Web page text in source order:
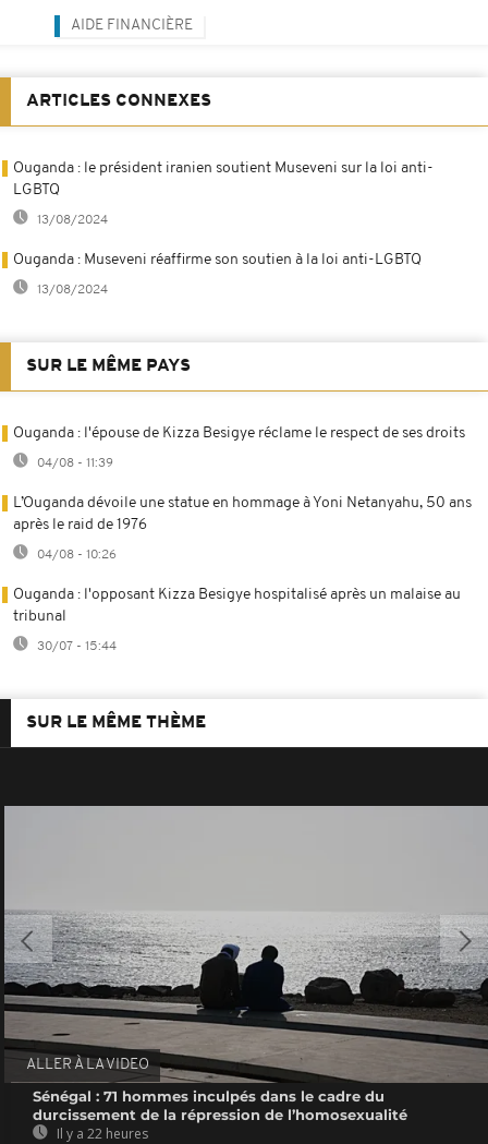
AIDE FINANCIÈRE
ARTICLES CONNEXES
Ouganda : le président iranien soutient Museveni sur la loi anti-
LGBTQ
13/08/2024
Ouganda : Museveni réaffirme son soutien à la loi anti-LGBTQ
13/08/2024
SUR LE MÊME PAYS
Ouganda : l'épouse de Kizza Besigye réclame le respect de ses droits
04/08 - 11:39
L’Ouganda dévoile une statue en hommage à Yoni Netanyahu, 50 ans
après le raid de 1976
04/08 - 10:26
Ouganda : l'opposant Kizza Besigye hospitalisé après un malaise au
tribunal
30/07 - 15:44
SUR LE MÊME THÈME
ALLER À LA VIDEO
Sénégal : 71 hommes inculpés dans le cadre du
durcissement de la répression de l’homosexualité
Il y a 22 heures